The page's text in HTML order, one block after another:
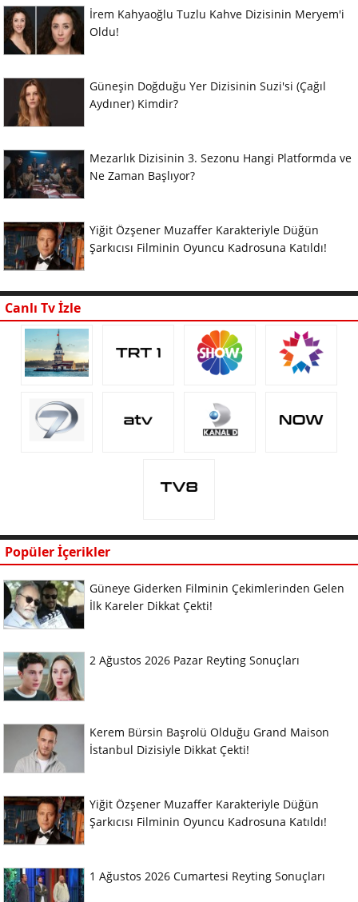
İrem Kahyaoğlu Tuzlu Kahve Dizisinin Meryem'i
Oldu!
Güneşin Doğduğu Yer Dizisinin Suzi'si (Çağıl
Aydıner) Kimdir?
Mezarlık Dizisinin 3. Sezonu Hangi Platformda ve
Ne Zaman Başlıyor?
Yiğit Özşener Muzaffer Karakteriyle Düğün
Şarkıcısı Filminin Oyuncu Kadrosuna Katıldı!
Canlı Tv İzle
Popüler İçerikler
Güneye Giderken Filminin Çekimlerinden Gelen
İlk Kareler Dikkat Çekti!
2 Ağustos 2026 Pazar Reyting Sonuçları
Kerem Bürsin Başrolü Olduğu Grand Maison
İstanbul Dizisiyle Dikkat Çekti!
Yiğit Özşener Muzaffer Karakteriyle Düğün
Şarkıcısı Filminin Oyuncu Kadrosuna Katıldı!
1 Ağustos 2026 Cumartesi Reyting Sonuçları